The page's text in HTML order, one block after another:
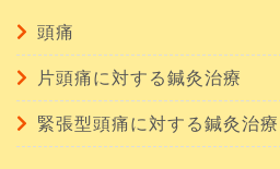
頭痛
片頭痛に対する鍼灸治療
緊張型頭痛に対する鍼灸治療